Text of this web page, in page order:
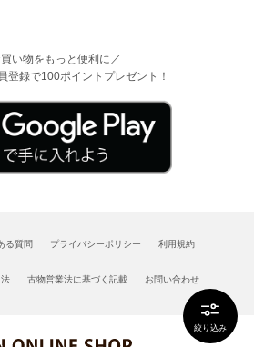
絞り込み
い物をもっと便利に／
登録で100ポイントプレゼント！
る質問 プライバシーポリシー 利用規約
古物営業法に基づく記載 お問い合わせ